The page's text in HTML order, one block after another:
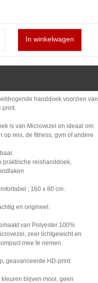
In winkelwagen
handdoek voorzien van
print.
is van Microvezel en ideaal om
op reis, de fitness, gym of andere
praktische reishanddoek,
; 160 x 80 cm.
en origineel.
van Polyester 100%
zeer lichtgewicht en
mee te nemen.
geavanceerde HD-print.
kleuren blijven mooi, geen